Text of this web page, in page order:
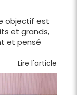
objectif est
et grands,
et pensé
Lire l'article